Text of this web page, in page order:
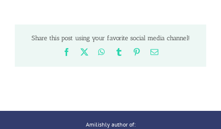
Share this post using your favorite social media channel!
Facebook WhatsApp
Tumblr PinterestEmail
Amilishly author of: